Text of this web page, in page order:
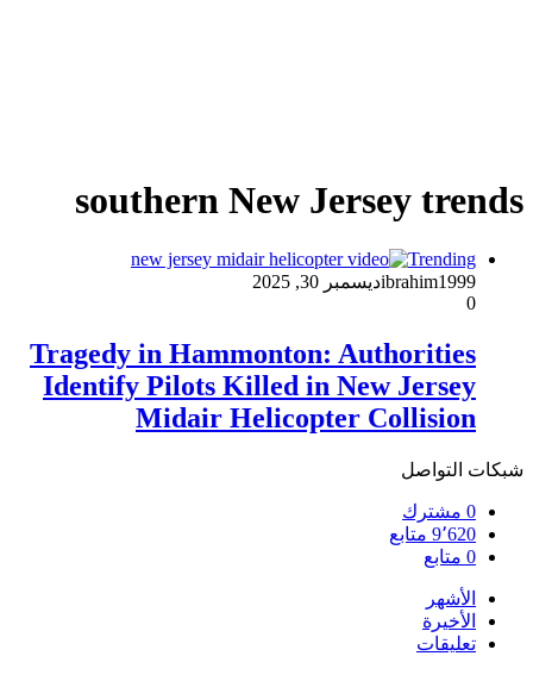
southern New Jersey trends
Trending
ibrahim1999ديسمبر 30, 2025
0
Tragedy in Hammonton: Authorities
Identify Pilots Killed in New Jersey
Midair Helicopter Collision
شبكات التواصل
0 مشترك
9٬620 متابع
0 متابع
الأشهر
الأخيرة
تعليقات